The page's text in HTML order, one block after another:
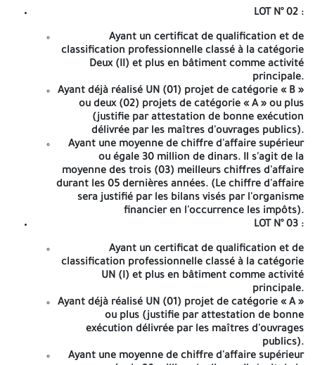
ou un jour de repos légale, la durée de préparation des offres est
fera en séance publique. Les soumissionnaires sont invités à
assister à la séance d'ouverture des plis qui aura lieu le dernier
jour de la durée de préparation des offres à onze (11h30) heure
au siège de la Direction des Équipements Publics de Tizi-Ouzou
(salle de réunion). Les soumissionnaires resteront engagés par
leurs offres pendant la durée de préparation des offres
augmentée de trois (03) mois. InfoSport 18-03-2026 ANEP
N°2616009551 A -=-=-=-
REPUBLIQUE ALGERIENNE
DEMOCRATIQUE ET POPULAIRE
MINISTERE DE L'HABITAT DE
DIRECTION DES EQUIPEMENTS
PUBLICS
DE LA WILAYA DE TIZI OUZOU
AVIS D'APPEL D'OFFRES NATIONAL OUVERT
LOT N° 02 :
Ayant un certificat de qualification et de
classification professionnelle classé à la catégorie
Deux (II) et plus en bâtiment comme activité
principale.
Ayant déjà réalisé UN (01) projet de catégorie « B »
ou deux (02) projets de catégorie « A » ou plus
(justifie par attestation de bonne exécution
délivrée par les maîtres d'ouvrages publics).
Ayant une moyenne de chiffre d'affaire supérieur
ou égale 30 million de dinars. Il s'agit de la
moyenne des trois (03) meilleurs chiffres d'affaire
durant les 05 dernières années. (Le chiffre d'affaire
sera justifié par les bilans visés par l'organisme
financier en l'occurrence les impôts).
LOT N° 03 :
Ayant un certificat de qualification et de
classification professionnelle classé à la catégorie
UN (I) et plus en bâtiment comme activité
principale.
Ayant déjà réalisé UN (01) projet de catégorie « A »
ou plus (justifie par attestation de bonne
exécution délivrée par les maîtres d'ouvrages
publics).
Ayant une moyenne de chiffre d'affaire supérieur